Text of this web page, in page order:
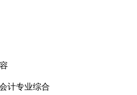
专业综合